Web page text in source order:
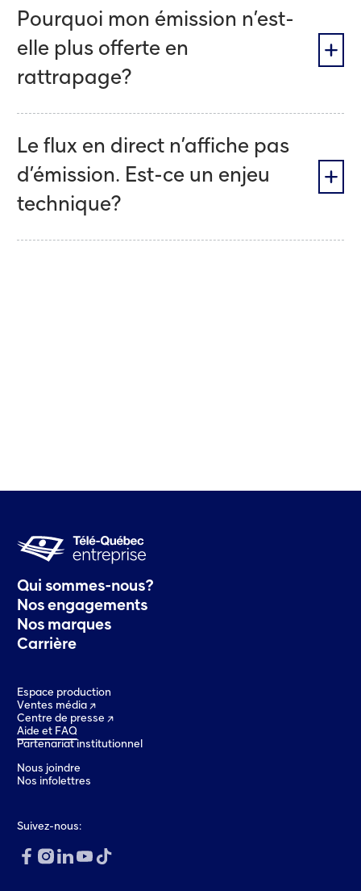
Pourquoi mon émission n’est-
elle plus offerte en
rattrapage?
Le flux en direct n’affiche pas
d’émission. Est-ce un enjeu
technique?
Qui sommes-nous?
Nos engagements
Nos marques
Carrière
Espace production
Ventes média
Centre de presse
Aide et FAQ
Partenariat institutionnel
Nous joindre
Nos infolettres
Suivez-nous: